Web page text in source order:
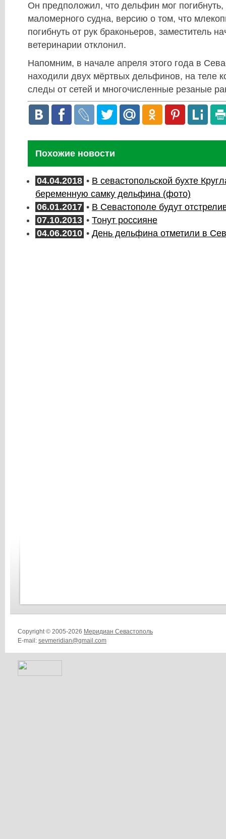
Он предположил, что дельфин мог
маломерного судна, версию о том, что
погибнуть от рук браконьеров, заместитель
ветеринарии отклонил.
Напомним, в начале апреля этого года в
находили двух мёртвых дельфинов, на теле
следы от сетей и многочисленные резаные
Похожие новости
04.04.2018 • В севастопольской бухте
беременную самку дельфина (фото)
06.01.2017 • В Севастополе будут
07.10.2013 • Тонут россияне
04.06.2010 • День дельфина отметили в
Copyright © 2005-2026 Меридиан Севастополь
E-mail: sevmeridian@gmail.com